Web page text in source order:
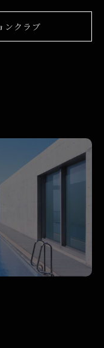
ンクラブ